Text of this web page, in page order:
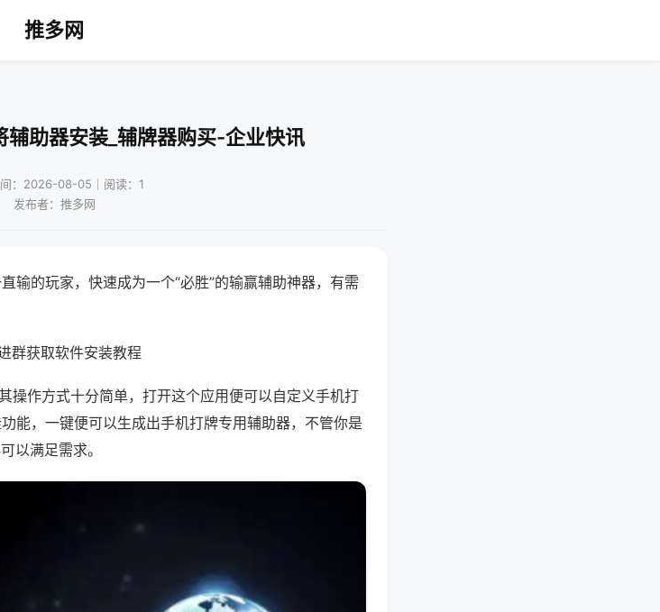
推多网
辅助器安装_辅牌器购买-企业快讯
：2026-08-05｜阅读：1
发布者：推多网
输的玩家，快速成为一个“必胜”的输赢辅助神器，有需
群获取软件安装教程
操作方式十分简单，打开这个应用便可以自定义手机打
能，一键便可以生成出手机打牌专用辅助器，不管你是
以满足需求。